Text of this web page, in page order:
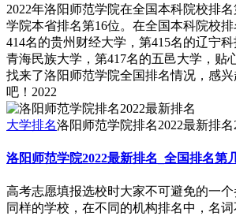
2022年洛阳师范学院在全国本科院校排
学院本省排名第16位。在全国本科院校
414名的贵州财经大学，第415名的辽宁
青海民族大学，第417名的五邑大学，贴
找来了洛阳师范学院全国排名情况，感
吧！2022
大学排名洛阳师范学院排名2022最新排名
洛阳师范学院2022最新排名_全国排名第
高考志愿填报选校时大家不可避免的一
同样的学校，在不同的机构排名中，名